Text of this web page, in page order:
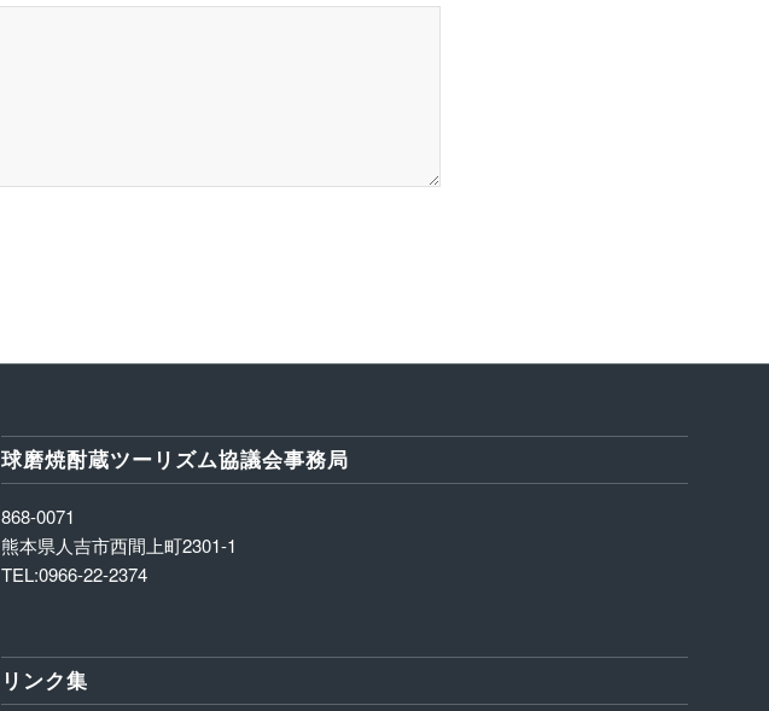
球磨焼酎蔵ツーリズム協議会事務局
868-0071
熊本県人吉市西間上町2301-1
TEL:0966-22-2374
リンク集